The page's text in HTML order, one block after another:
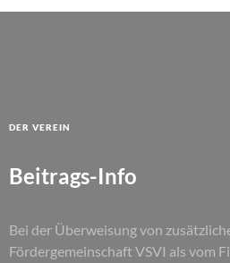
Der Verein
Beitrags-Info
Bei der Überweisung von
Fördergemeinschaft VSVI als vom